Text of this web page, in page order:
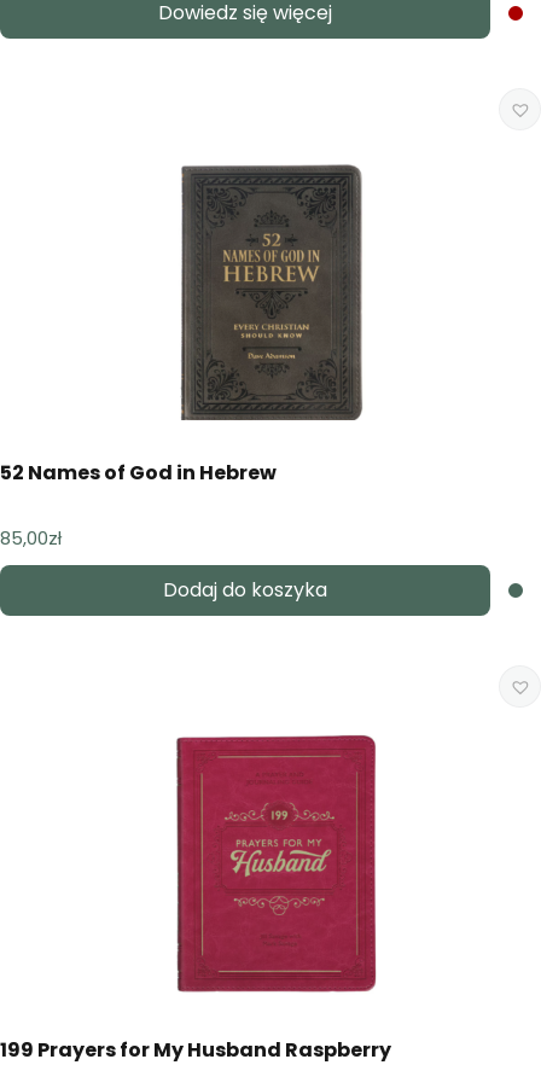
Dowiedz się więcej
52 Names of God in Hebrew
85,00zł
Dodaj do koszyka
199 Prayers for My Husband Raspberry